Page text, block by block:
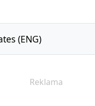
(ENG)
Reklama